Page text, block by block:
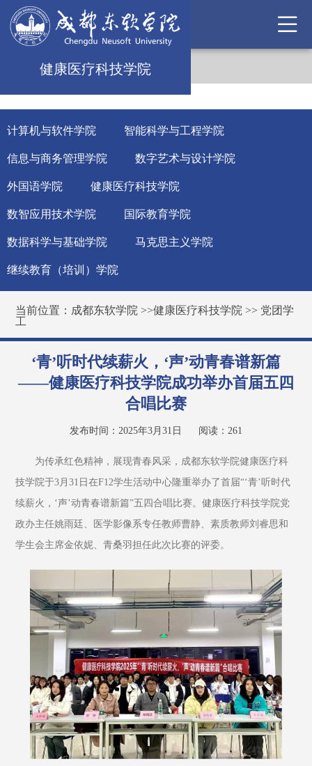
健康医疗科技学院
计算机与软件学院 智能科学与工程学院
信息与商务管理学院 数字艺术与设计学院
外国语学院 健康医疗科技学院
数智应用技术学院 国际教育学院
数据科学与基础学院 马克思主义学院
继续教育（培训）学院
当前位置： 成都东软学院 >>健康医疗科技学院 >> 党团学
工
‘青’听时代续薪火，‘声’动青春谱新篇
——健康医疗科技学院成功举办首届五四
合唱比赛
发布时间：2025年3月31日 阅读： 261
为传承红色精神，展现青春风采，成都东软学院健康医疗科
技学院于3月31日在F12学生活动中心隆重举办了首届“‘青’听时代
续薪火，‘声’动青春谱新篇”五四合唱比赛。健康医疗科技学院党
政办主任姚雨廷、医学影像系专任教师曹静、素质教师刘睿思和
学生会主席金依妮、青桑羽担任此次比赛的评委。